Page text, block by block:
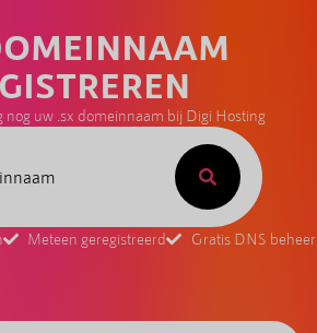
nog uw .sx domeinnaam bij Digi Hosting
Meteen geregistreerd Gratis DNS beheer